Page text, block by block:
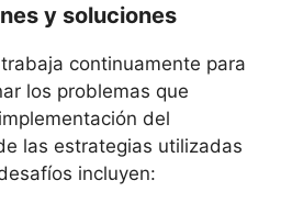
y soluciones
trabaja continuamente para
los problemas que
del
las estrategias utilizadas
incluyen: